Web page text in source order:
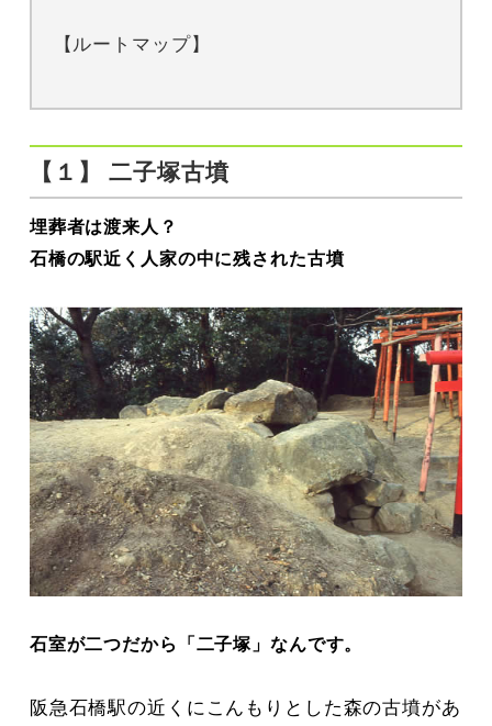
【ルートマップ】
【１】 二子塚古墳
埋葬者は渡来人？
石橋の駅近く人家の中に残された古墳
石室が二つだから「二子塚」なんです。
阪急石橋駅の近くにこんもりとした森の古墳があ